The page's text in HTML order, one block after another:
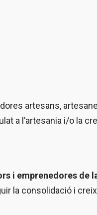
artesans,
a l’artesania i/o la
i emprenedores de
la consolidació i